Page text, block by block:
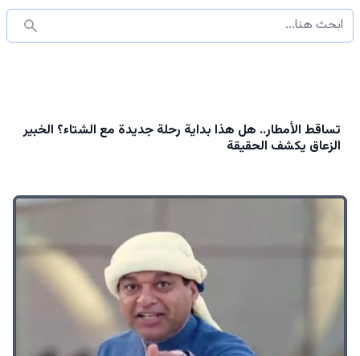
تساقط الأمطار.. هل هذا بداية رحلة جديدة مع الشتاء؟ الخبير
الزعاق يكشف الحقيقة